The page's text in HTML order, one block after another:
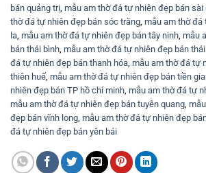
bán quảng trị mẫu am thờ đá tự nhiên đẹp bán sài
thờ đá tự nhiên đẹp bán sóc trăng mẫu am thờ đá
la mẫu am thờ đá tự nhiên đẹp bán tây ninh mẫu
bán thái bình mẫu am thờ đá tự nhiên đẹp bán
đá tự nhiên đẹp bán thanh hóa mẫu am thờ đá tự
thiên huế mẫu am thờ đá tự nhiên đẹp bán tiền
nhiên đẹp bán TP hồ chí minh mẫu am thờ đá tự
mẫu am thờ đá tự nhiên đẹp bán tuyên quang
đẹp bán vĩnh long mẫu am thờ đá tự nhiên đẹp
đá tự nhiên đẹp bán yên bái